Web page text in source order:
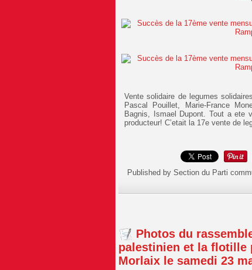
Vente solidaire de legumes
Pascal Pouillet, Marie-France
Bagnis, Ismael Dupont. Tout a ete
producteur! C’etait la 17e vente de
Published by Section du Parti
Photos du
palestinien et la flotille
Morlaix le samedi 23